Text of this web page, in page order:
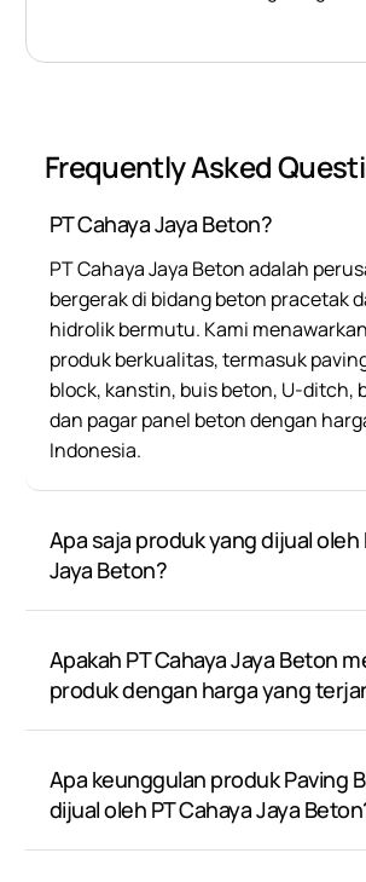
Frequently Asked
PT Cahaya Jaya Beton?
PT Cahaya Jaya Beton adalah
bergerak di bidang beton pracetak
hidrolik bermutu. Kami
produk berkualitas, termasuk
block, kanstin, buis beton, U-ditch,
dan pagar panel beton dengan
Indonesia.
Apa saja produk yang dijual oleh
Jaya Beton?
Apakah PT Cahaya Jaya Beton
produk dengan harga yang
Apa keunggulan produk Paving
dijual oleh PT Cahaya Jaya